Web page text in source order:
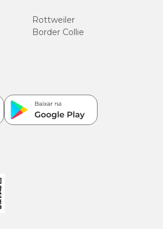
Rottweiler
Border Collie